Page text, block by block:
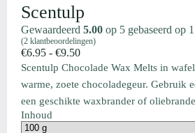
Scentulp
Gewaardeerd 5.00 op 5 gebaseerd op 1
(2 klantbeoordelingen)
€6.95 - €9.50Prijsklasse:
€6.95
€9.50
Scentulp Chocolade Wax Melts in
warme, zoete chocoladegeur. Gebruik
een geschikte waxbrander of
Inhoud